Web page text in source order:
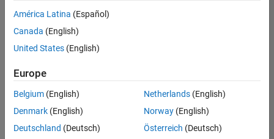
Actuellement,
aucune
offre
d'emploi
correspondant
à vos
critères
de
recherche.
América Latina (Español)
Canada (English)
United States (English)
Europe
Belgium (English)
Denmark (English)
Deutschland (Deutsch)
Netherlands(English)
Norway(English)
Österreich (Deutsch)